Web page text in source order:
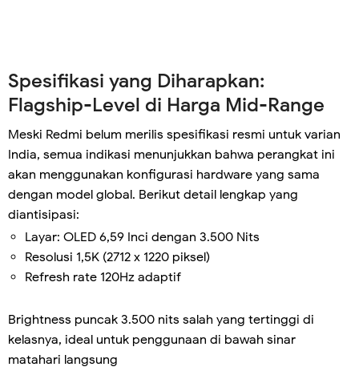
Spesifikasi yang Diharapkan:
Flagship-Level di Harga Mid-Range
Meski Redmi belum merilis spesifikasi resmi untuk varian
India, semua indikasi menunjukkan bahwa perangkat ini
akan menggunakan konfigurasi hardware yang sama
dengan model global. Berikut detail lengkap yang
diantisipasi:
Layar: OLED 6,59 Inci dengan 3.500 Nits
Resolusi 1,5K (2712 x 1220 piksel)
Refresh rate 120Hz adaptif
Brightness puncak 3.500 nits salah yang tertinggi di
kelasnya, ideal untuk penggunaan di bawah sinar
matahari langsung